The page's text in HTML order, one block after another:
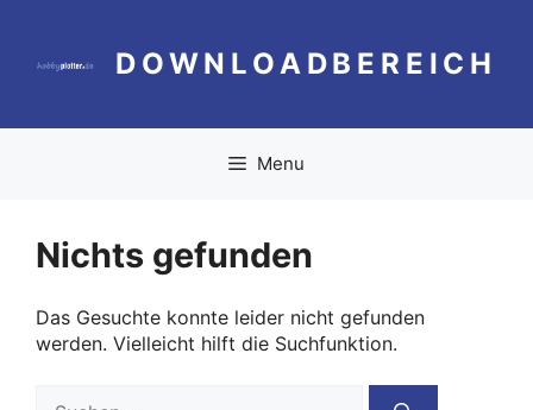
springen
DOWNLOADBEREICH
Menu
Nichts gefunden
Das Gesuchte konnte leider nicht gefunden
werden. Vielleicht hilft die Suchfunktion.